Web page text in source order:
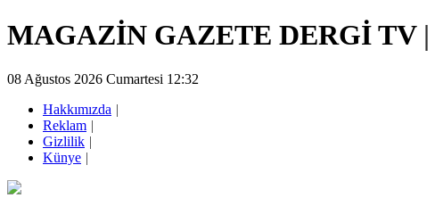
MAGAZİN GAZETE DERGİ TV |
08 Ağustos 2026 Cumartesi 12:32
Hakkımızda |
Reklam |
Gizlilik |
Künye |